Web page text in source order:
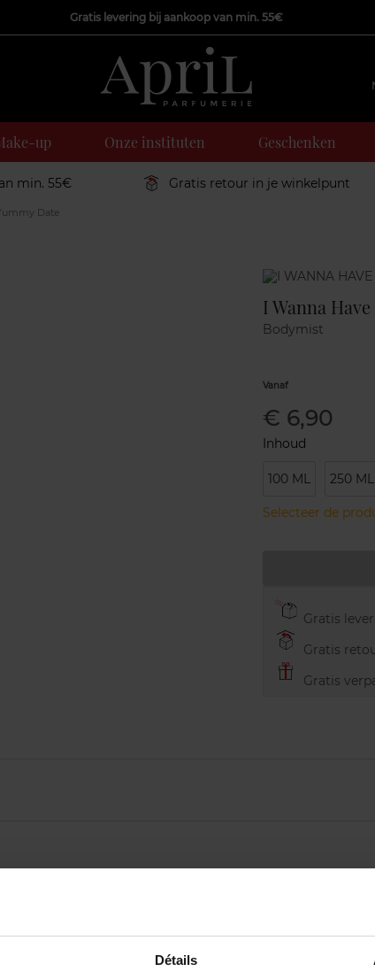
Détails
Gratis levering bij aankoop van min. 55€
up Onze instituten Geschenken
min. 55€ Gratis retour in je winkelpunt
Date
Marque
I Wanna
Bodymist
Vanaf
€ 6,90
Inhoud
100 ML 250 ML
Selecteer de
Gratis
Gratis
Gratis